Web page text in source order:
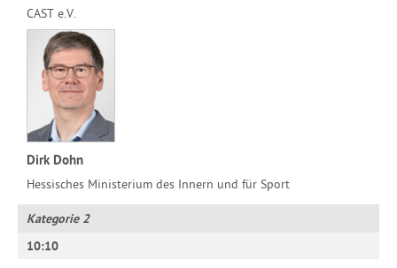
CAST e.V.
Dirk Dohn
Hessisches Ministerium des Innern und für Sport
Kategorie 2
10:10